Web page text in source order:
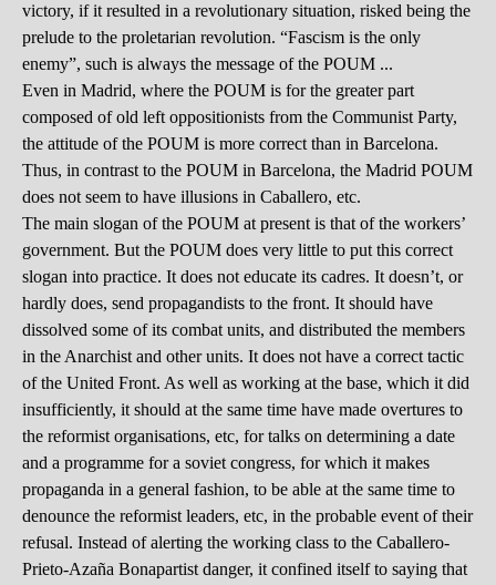
victory, if it resulted in a revolutionary situation, risked being the
prelude to the proletarian revolution. “Fascism is the only
enemy”, such is always the message of the POUM ...
Even in Madrid, where the POUM is for the greater part
composed of old left oppositionists from the Communist Party,
the attitude of the POUM is more correct than in Barcelona.
Thus, in contrast to the POUM in Barcelona, the Madrid POUM
does not seem to have illusions in Caballero, etc.
The main slogan of the POUM at present is that of the workers’
government. But the POUM does very little to put this correct
slogan into practice. It does not educate its cadres. It doesn’t, or
hardly does, send propagandists to the front. It should have
dissolved some of its combat units, and distributed the members
in the Anarchist and other units. It does not have a correct tactic
of the United Front. As well as working at the base, which it did
insufficiently, it should at the same time have made overtures to
the reformist organisations, etc, for talks on determining a date
and a programme for a soviet congress, for which it makes
propaganda in a general fashion, to be able at the same time to
denounce the reformist leaders, etc, in the probable event of their
refusal. Instead of alerting the working class to the Caballero-
Prieto-Azaña Bonapartist danger, it confined itself to saying that